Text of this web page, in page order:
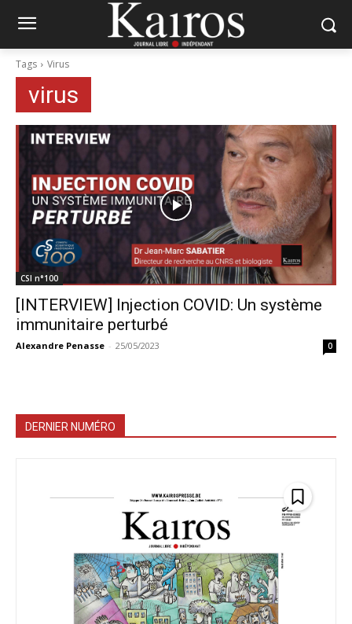
Tags Virus
virus
CSI n°100
[INTERVIEW] Injection COVID: Un système
immunitaire perturbé
Alexandre Penasse - 25/05/2023 0
DERNIER NUMÉRO